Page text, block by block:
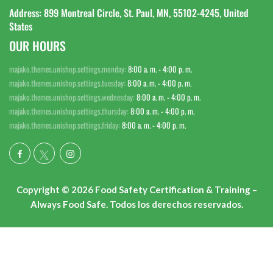
Address: 899 Montreal Circle, St. Paul, MN, 55102-4245, United
States
OUR HOURS
majako.themes.unishop.settings.monday: 8:00 a. m. - 4:00 p. m.
majako.themes.unishop.settings.tuesday: 8:00 a. m. - 4:00 p. m.
majako.themes.unishop.settings.wednesday: 8:00 a. m. - 4:00 p. m.
majako.themes.unishop.settings.thursday: 8:00 a. m. - 4:00 p. m.
majako.themes.unishop.settings.friday: 8:00 a. m. - 4:00 p. m.
Copyright © 2026 Food Safety Certification & Training –
Always Food Safe. Todos los derechos reservados.